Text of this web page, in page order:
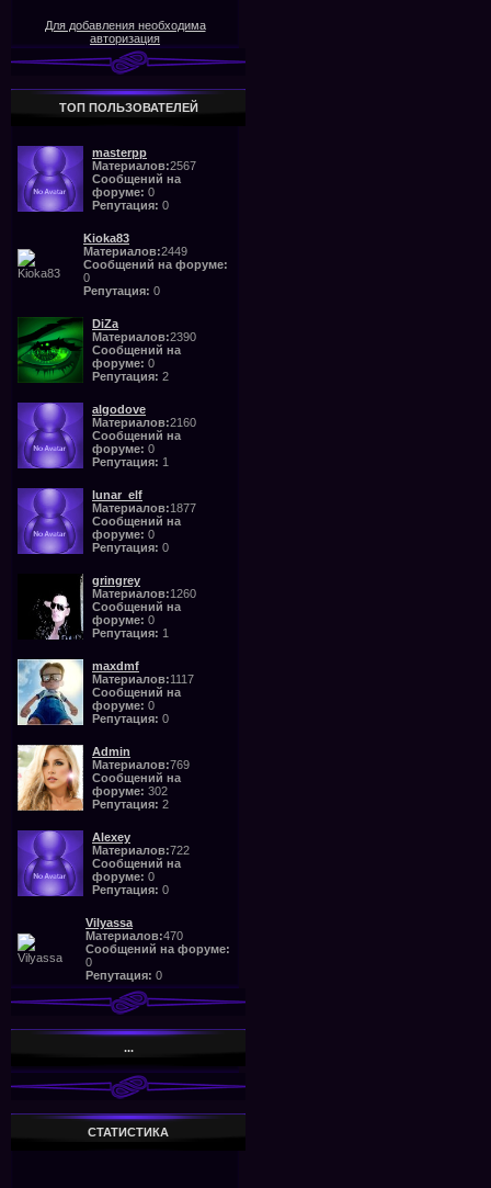
Для добавления необходима
авторизация
ТОП ПОЛЬЗОВАТЕЛЕЙ
masterpp
Материалов:2567
Сообщений на
форуме: 0
Репутация: 0
Kioka83
Материалов:2449
Сообщений на форуме:
0
Репутация: 0
DiZa
Материалов:2390
Сообщений на
форуме: 0
Репутация: 2
algodove
Материалов:2160
Сообщений на
форуме: 0
Репутация: 1
lunar_elf
Материалов:1877
Сообщений на
форуме: 0
Репутация: 0
gringrey
Материалов:1260
Сообщений на
форуме: 0
Репутация: 1
maxdmf
Материалов:1117
Сообщений на
форуме: 0
Репутация: 0
Admin
Материалов:769
Сообщений на
форуме: 302
Репутация: 2
Alexey
Материалов:722
Сообщений на
форуме: 0
Репутация: 0
Vilyassa
Материалов:470
Сообщений на форуме:
0
Репутация: 0
...
СТАТИСТИКА